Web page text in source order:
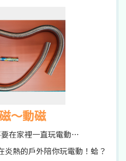
～動磁
在家裡一直玩電動…
炎熱的戶外陪你玩電動！蛤？